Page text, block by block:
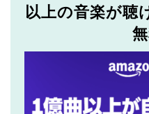
以上の音楽が聴